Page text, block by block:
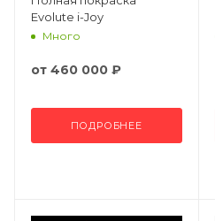
Evolute i-Joy
Много
от 460 000 ₽
ПОДРОБНЕЕ